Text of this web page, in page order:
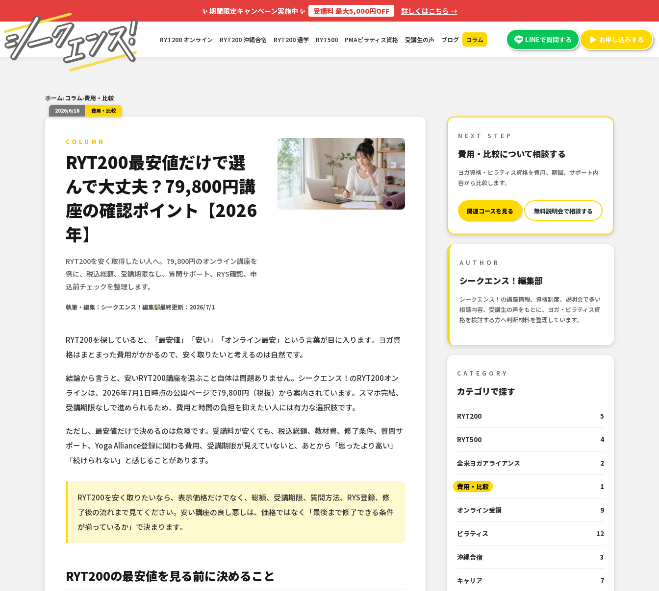
✨期間限定キャンペーン実施中 ✨ 受講料 最大5,000円OFF 詳しくはこちら →
RYT200 オンライン RYT200 沖縄合宿 RYT200 通学 RYT500 PMAピラティス資格 受講生の声 ブログ コラム LINEで質問する お申し込みする
ホーム›コラム›費用・比較
2026/6/16 費用・比較
COLUMN
RYT200最安値だけで選
んで大丈夫？79,800円講
座の確認ポイント【2026
年】
RYT200を安く取得したい人へ。79,800円のオンライン講座を
例に、税込総額、受講期限なし、質問サポート、RYS確認、申
込前チェックを整理します。
執筆・編集：シークエンス！編集部最終更新：2026/7/1
RYT200を探していると、「最安値」「安い」「オンライン最安」という言葉が目に入ります。ヨガ資
格はまとまった費用がかかるので、安く取りたいと考えるのは自然です。
結論から言うと、安いRYT200講座を選ぶこと自体は問題ありません。シークエンス！のRYT200オン
ラインは、2026年7月1日時点の公開ページで79,800円（税抜）から案内されています。スマホ完結、
受講期限なしで進められるため、費用と時間の負担を抑えたい人には有力な選択肢です。
ただし、最安値だけで決めるのは危険です。受講料が安くても、税込総額、教材費、修了条件、質問サ
ポート、Yoga Alliance登録に関わる費用、受講期限が見えていないと、あとから「思ったより高い」
「続けられない」と感じることがあります。
RYT200を安く取りたいなら、表示価格だけでなく、総額、受講期限、質問方法、RYS登録、修
了後の流れまで見てください。安い講座の良し悪しは、価格ではなく「最後まで修了できる条件
が揃っているか」で決まります。
RYT200の最安値を見る前に決めること
NEXT STEP
費用・比較について相談する
ヨガ資格・ピラティス資格を費用、期間、サポート内
容から比較します。
関連コースを見る 無料説明会で相談する
AUTHOR
シークエンス！編集部
シークエンス！の講座情報、資格制度、説明会で多い
相談内容、受講生の声をもとに、ヨガ・ピラティス資
格を検討する方へ判断材料を整理しています。
CATEGORY
カテゴリで探す
RYT200 5
RYT500 4
全米ヨガアライアンス 2
費用・比較 1
オンライン受講 9
ピラティス 12
沖縄合宿 3
キャリア 7